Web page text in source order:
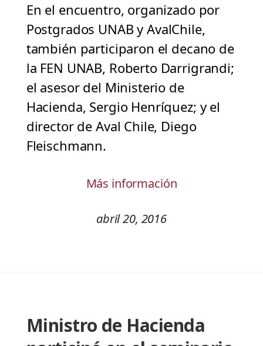
En el encuentro, organizado por
Postgrados UNAB y AvalChile,
también participaron el decano de
la FEN UNAB, Roberto Darrigrandi;
el asesor del Ministerio de
Hacienda, Sergio Henríquez; y el
director de Aval Chile, Diego
Fleischmann.
Más información
abril 20, 2016
Ministro de Hacienda